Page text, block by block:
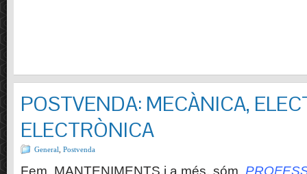
POSTVENDA: MECÀNICA,
ELECTRÒNICA
General Postvenda
Fem MANTENIMENTS,i a més, sóm